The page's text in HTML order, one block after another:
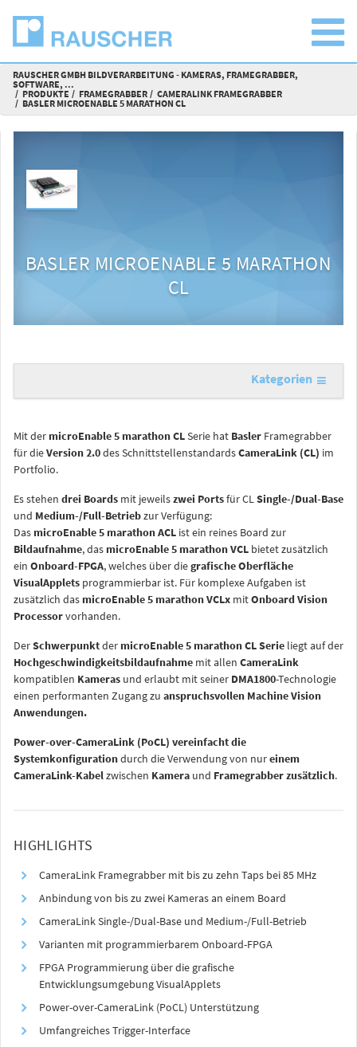
RAUSCHER GMBH BILDVERARBEITUNG - KAMERAS, FRAMEGRABBER,
SOFTWARE, ...
PRODUKTE
FRAMEGRABBER
CAMERALINK FRAMEGRABBER
BASLER MICROENABLE 5 MARATHON CL
BASLER MICROENABLE 5 MARATHON
CL
Kategorien
Mit der microEnable 5 marathon CLSerie hat Basler Framegrabber
für dieVersion 2.0des SchnittstellenstandardsCameraLink (CL) im
Portfolio.
Es stehen drei Boards mit jeweilszwei Portsfür CLSingle-/Dual-Base
und Medium-/Full-Betriebzur Verfügung:
Das microEnable 5 marathon ACL ist ein reines Board zur
Bildaufnahme, das microEnable 5 marathon VCL bietet zusätzlich
ein Onboard-FPGA, welches über diegrafische Oberfläche
VisualApplets programmierbar ist. Für komplexe Aufgaben ist
zusätzlich das microEnable 5 marathon VCLx mitOnboard Vision
Processorvorhanden.
DerSchwerpunktder microEnable 5 marathon CL Serie liegt auf der
Hochgeschwindigkeitsbildaufnahme mit allen CameraLink
kompatiblen Kameras und erlaubt mit seiner DMA1800-Technologie
einen performanten Zugang zu anspruchsvollen Machine Vision
Anwendungen.
Power-over-CameraLink (PoCL) vereinfacht die
Systemkonfigurationdurch die Verwendung von nureinem
CameraLink-Kabelzwischen Kamera und Framegrabber zusätzlich.
HIGHLIGHTS
CameraLink Framegrabber mit bis zu zehn Taps bei 85 MHz
Anbindung von bis zu zwei Kameras an einem Board
CameraLink Single-/Dual-Base und Medium-/Full-Betrieb
Varianten mit programmierbarem Onboard-FPGA
FPGA Programmierung über die grafische
Entwicklungsumgebung VisualApplets
Power-over-CameraLink (PoCL) Unterstützung
Umfangreiches Trigger-Interface